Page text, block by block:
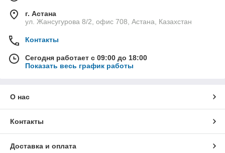
г. Астана
ул. Жансугурова 8/2, офис 708, Астана, Казахстан
Контакты
Сегодня работает с 09:00 до 18:00
Показать весь график работы
О нас
Контакты
Доставка и оплата